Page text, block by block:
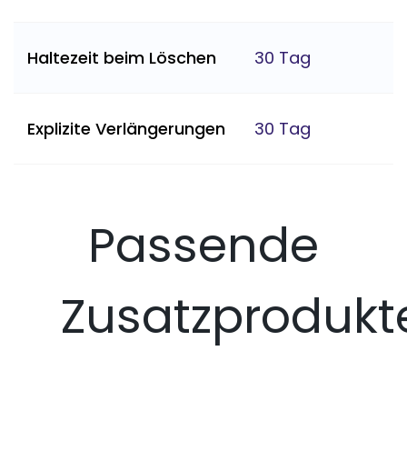
Haltezeit beim Löschen 30 Tag
Explizite Verlängerungen 30 Tag
Passende